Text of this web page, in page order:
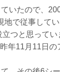
いたので、
で従事してい
つと思って
年11月11日